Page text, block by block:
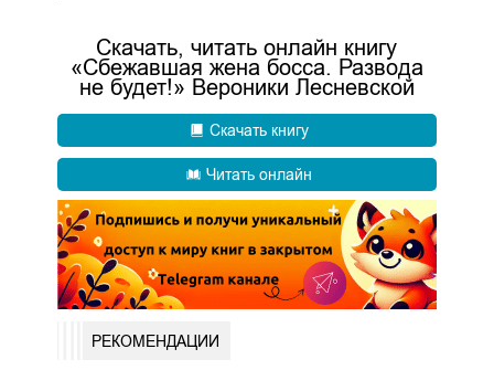
Скачать, читать онлайн книгу
«Сбежавшая жена босса. Развода
не будет!» Вероники Лесневской
Скачать книгу
Читать онлайн
РЕКОМЕНДАЦИИ